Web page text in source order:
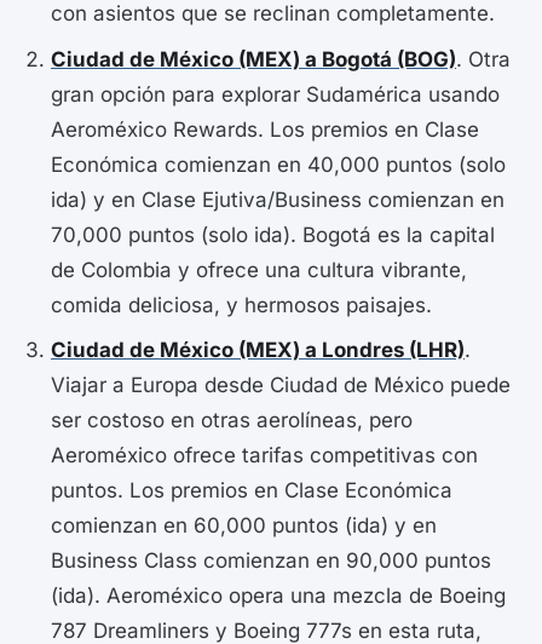
con asientos que se reclinan completamente.
Ciudad de México (MEX) a Bogotá (BOG). Otra
gran opción para explorar Sudamérica usando
Aeroméxico Rewards. Los premios en Clase
Económica comienzan en 40,000 puntos (solo
ida) y en Clase Ejutiva/Business comienzan en
70,000 puntos (solo ida). Bogotá es la capital
de Colombia y ofrece una cultura vibrante,
comida deliciosa, y hermosos paisajes.
Ciudad de México (MEX) a Londres (LHR).
Viajar a Europa desde Ciudad de México puede
ser costoso en otras aerolíneas, pero
Aeroméxico ofrece tarifas competitivas con
puntos. Los premios en Clase Económica
comienzan en 60,000 puntos (ida) y en
Business Class comienzan en 90,000 puntos
(ida). Aeroméxico opera una mezcla de Boeing
787 Dreamliners y Boeing 777s en esta ruta,